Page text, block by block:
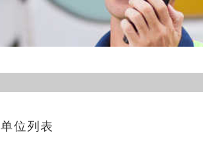
位列表